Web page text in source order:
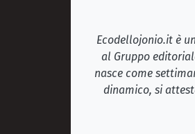
Ecodellojonio.it è
al Gruppo
nasce come
dinamico, si